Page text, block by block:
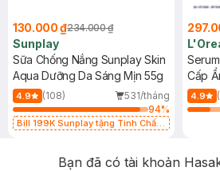
130.000 ₫234.000 ₫
Sunplay
Sữa Chống Nắng Sunplay Skin
Aqua Dưỡng Da Sáng Mịn 55g
4.9 (108)
531/tháng
94%
Bill 199K Sunplay tặng Tinh Chất
Cấp
4.9
Bạn đã có tài khoản